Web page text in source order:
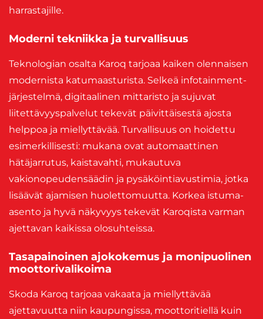
harrastajille.
Moderni tekniikka ja turvallisuus
Teknologian osalta Karoq tarjoaa kaiken olennaisen
modernista katumaasturista. Selkeä infotainment-
järjestelmä, digitaalinen mittaristo ja sujuvat
liitettävyyspalvelut tekevät päivittäisestä ajosta
helppoa ja miellyttävää. Turvallisuus on hoidettu
esimerkillisesti: mukana ovat automaattinen
hätäjarrutus, kaistavahti, mukautuva
vakionopeudensäädin ja pysäköintiavustimia, jotka
lisäävät ajamisen huolettomuutta. Korkea istuma-
asento ja hyvä näkyvyys tekevät Karoqista varman
ajettavan kaikissa olosuhteissa.
Tasapainoinen ajokokemus ja monipuolinen
moottorivalikoima
Skoda Karoq tarjoaa vakaata ja miellyttävää
ajettavuutta niin kaupungissa, moottoritiellä kuin